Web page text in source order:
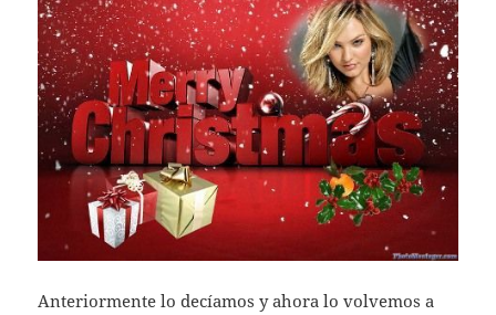
Anteriormente lo decíamos y ahora lo volvemos a